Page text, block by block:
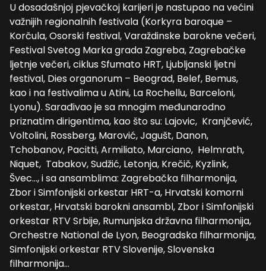
U dosadašnjoj pjevačkoj karijeri je nastupao na većini
važnijih regionalnih festivala (Korkyra baroque –
Korčula, Osorski festival, Varaždinske barokne večeri,
Festival Svetog Marka grada Zagreba, Zagrebačke
ljetnje večeri, ciklus Sfumato HRT, Ljubljanski ljetni
festival, Dies organorum – Beograd, Belef, Bemus,
kao i na festivalima u Atini, La Rochellu, Barceloni,
Lyonu). Sarađivao je sa mnogim međunarodno
priznatim dirigentima, kao što su: Lajovic, Kranjčević,
Voltolini, Rossberg, Marović, Jagušt, Danon,
Tchobanov, Pacitti, Armiliato, Marciano, Helmrath,
Niquet, Tabakov, Sudžić, Letonja, Krečič, Kyzlink,
Švec…, i sa ansamblima: Zagrebačka filharmonija,
Zbor i Simfonijski orkestar HRT-a, Hrvatski komorni
orkestar, Hrvatski barokni ansambl, Zbor i Simfonijski
orkestar RTV Srbije, Rumunjska državna filharmonija,
Orchestre National de Lyon, Beogradska filharmonija,
Simfonijski orkestar RTV Slovenije, Slovenska
filharmonija…